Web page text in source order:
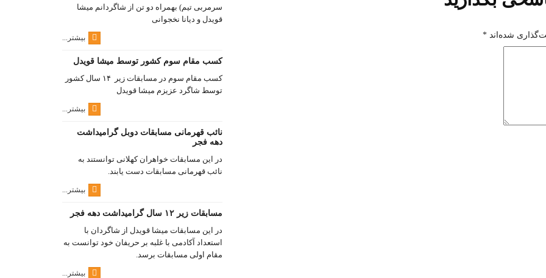
شده‌اند *
سرمربی تیم) بهمراه دو تن از شاگردانم میشا
قویدل و دیانا نخجوانی
بیشتر...
کسب مقام سوم کشور توسط میشا قویدل
کسب مقام سوم در مسابقات زیر ۱۴ سال کشور
توسط شاگرد عزیزم میشا قویدل
بیشتر...
نائب قهرمانی مسابقات دوبل گرامیداشت
دهه فجر
در این مسابقات خواهران کهلانی توانستند به
نائب قهرمانی مسابقات دست یابند.
بیشتر...
مسابقات زیر ۱۲ سال گرامیداشت دهه فجر
در این مسابقات میشا قویدل از شاگردان با
استعداد آکادمی با غلبه بر حریفان خود توانست به
مقام اولی مسابقات برسد.
بیشتر...